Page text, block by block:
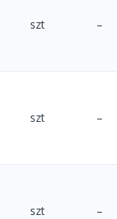
szt –
szt –
szt –